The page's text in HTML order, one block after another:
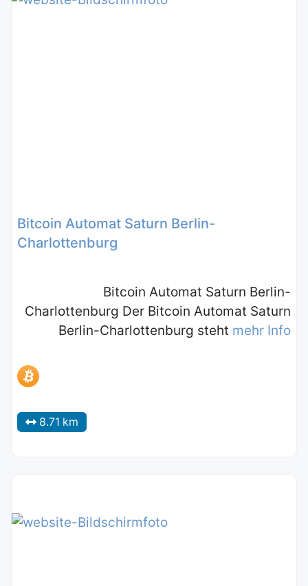
Bitcoin Automat Saturn Berlin-
Charlottenburg
Bitcoin Automat Saturn Berlin-
Charlottenburg Der Bitcoin Automat Saturn
Berlin-Charlottenburg steht mehr Info
8.71 km